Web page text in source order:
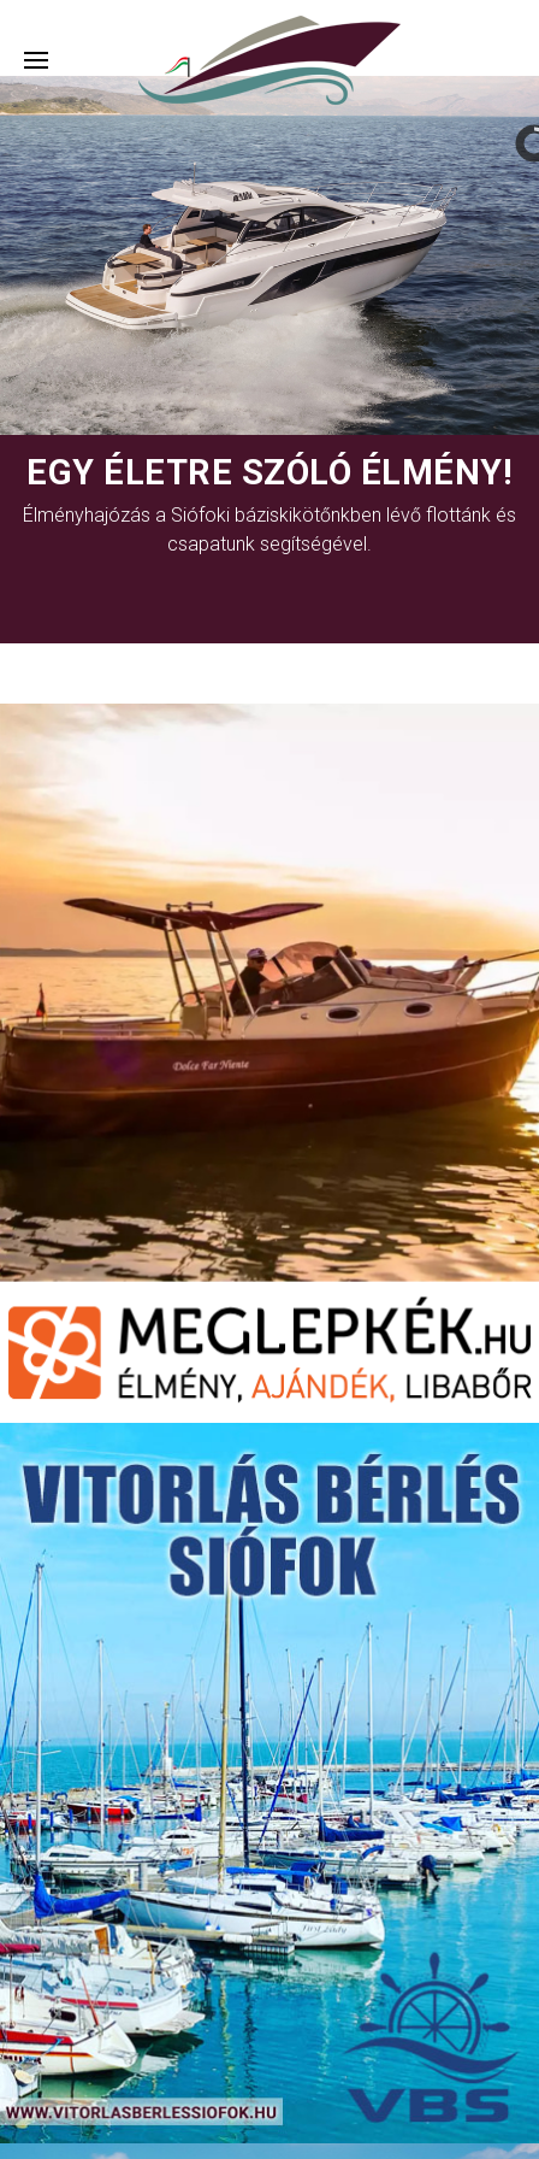
EGY ÉLETRE SZÓLÓ ÉLMÉNY!
Élményhajózás a Siófoki báziskikötőnkben lévő flottánk és
csapatunk segítségével.